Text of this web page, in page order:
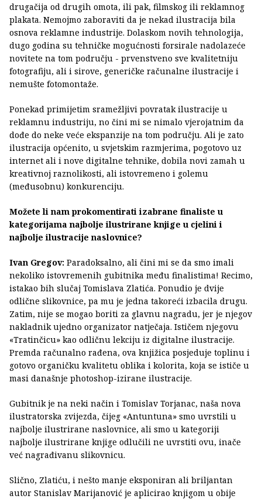
drugačija od drugih omota, ili pak, filmskog ili reklamnog
plakata. Nemojmo zaboraviti da je nekad ilustracija bila
osnova reklamne industrije. Dolaskom novih tehnologija,
dugo godina su tehničke mogućnosti forsirale nadolazeće
novitete na tom području - prvenstveno sve kvalitetniju
fotografiju, ali i sirove, generičke računalne ilustracije i
nemušte fotomontaže.
Ponekad primijetim sramežljivi povratak ilustracije u
reklamnu industriju, no čini mi se nimalo vjerojatnim da
dođe do neke veće ekspanzije na tom području. Ali je zato
ilustracija općenito, u svjetskim razmjerima, pogotovo uz
internet ali i nove digitalne tehnike, dobila novi zamah u
kreativnoj raznolikosti, ali istovremeno i golemu
(međusobnu) konkurenciju.
Možete li nam prokomentirati izabrane finaliste u
kategorijama najbolje ilustrirane knjige u cjelini i
najbolje ilustracije naslovnice?
Ivan Gregov: Paradoksalno, ali čini mi se da smo imali
nekoliko istovremenih gubitnika među finalistima! Recimo,
istakao bih slučaj Tomislava Zlatića. Ponudio je dvije
odlične slikovnice, pa mu je jedna takoreći izbacila drugu.
Zatim, nije se mogao boriti za glavnu nagradu, jer je njegov
nakladnik ujedno organizator natječaja. Ističem njegovu
«Tratinčicu» kao odličnu lekciju iz digitalne ilustracije.
Premda računalno rađena, ova knjižica posjeduje toplinu i
gotovo organičku kvalitetu oblika i kolorita, koja se ističe u
masi današnje photoshop-izirane ilustracije.
Gubitnik je na neki način i Tomislav Torjanac, naša nova
ilustratorska zvijezda, čijeg «Antuntuna» smo uvrstili u
najbolje ilustrirane naslovnice, ali smo u kategoriji
najbolje ilustrirane knjige odlučili ne uvrstiti ovu, inače
već nagrađivanu slikovnicu.
Slično, Zlatiću, i nešto manje eksponiran ali briljantan
autor Stanislav Marijanović je aplicirao knjigom u obije